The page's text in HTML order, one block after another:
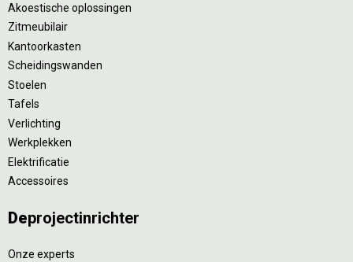
Akoestische oplossingen
Zitmeubilair
Kantoorkasten
Scheidingswanden
Stoelen
Tafels
Verlichting
Werkplekken
Elektrificatie
Accessoires
Deprojectinrichter
Onze experts